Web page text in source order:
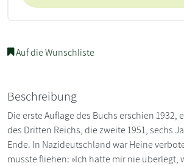
Auf die Wunschliste
Beschreibung
Die erste Auflage des Buchs erschien 1932,
des Dritten Reichs, die zweite 1951, sechs
Ende. In Nazideutschland war Heine
musste fliehen: »Ich hatte mir nie überlegt,